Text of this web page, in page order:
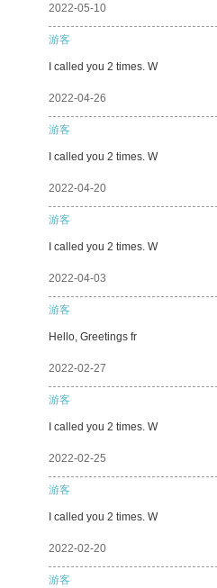
2022-05-10
游客
I called you 2 times. W
2022-04-26
游客
I called you 2 times. W
2022-04-20
游客
I called you 2 times. W
2022-04-03
游客
Hello, Greetings fr
2022-02-27
游客
I called you 2 times. W
2022-02-25
游客
I called you 2 times. W
2022-02-20
游客